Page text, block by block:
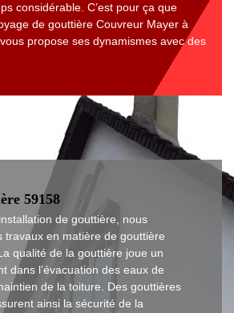
considérable. C’est pour ça que
de gouttière Couvreur Mayer à
propose ses dynamismes avec des
59158
de gouttière, nous
travaux en matière de gouttière
qualité de la gouttière joue un
dans l’évacuation des eaux de
de la toiture. Des gouttières
ainsi la sécurité de la